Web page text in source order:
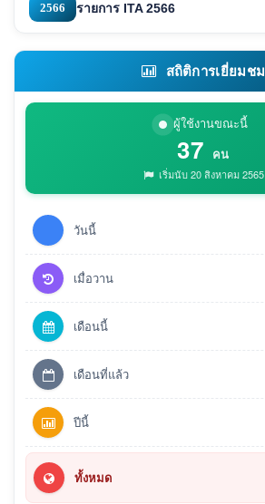
2566 รายการ ITA 2566
สถิติการเยี่ยมชม
ผู้ใช้งานขณะนี้
37 คน
เริ่มนับ 20 สิงหาคม 2565
วันนี้
เมื่อวาน
เดือนนี้
เดือนที่แล้ว
ปีนี้
ทั้งหมด